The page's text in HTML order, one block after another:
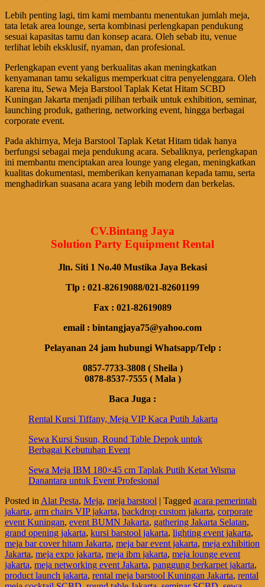
Lebih penting lagi, tim kami membantu menentukan jumlah meja,
tata letak area lounge, serta kombinasi perlengkapan pendukung
sesuai kapasitas tamu dan konsep acara. Oleh sebab itu, venue
terlihat lebih eksklusif, nyaman, dan profesional.
Perlengkapan event yang berkualitas akan meningkatkan
kenyamanan tamu sekaligus memperkuat citra penyelenggara. Oleh
karena itu, Sewa Meja Barstool Taplak Ketat Hitam SCBD
Kuningan Jakarta menjadi pilihan terbaik untuk exhibition, seminar,
launching produk, gathering, networking event, hingga berbagai
corporate event.
Pada akhirnya, Meja Barstool Taplak Ketat Hitam tidak hanya
berfungsi sebagai meja pendukung acara. Sebaliknya, perlengkapan
ini membantu menciptakan area lounge yang elegan, meningkatkan
kualitas dokumentasi, memberikan kenyamanan kepada tamu, serta
menghadirkan suasana acara yang lebih modern dan berkelas.
CV.Bintang Jaya
Solution Party Equipment Rental
Jln. Siti 1 No.40 Mustika Jaya Bekasi
Tlp : 021-82619088/021-82601199
Fax : 021-82619089
email : bintangjaya75@yahoo.com
Pelayanan 24 jam hubungi Whatsapp/Telp :
0857-7733-3808 ( Sheila )
0878-8537-7555 ( Mala )
Baca Juga :
Rental Kursi Tiffany, Meja VIP Kaca Putih Jakarta
Sewa Kursi Susun, Round Table Depok untuk
Berbagai Kebutuhan Event
Sewa Meja IBM 180×45 cm Taplak Putih Ketat Wisma
Danantara untuk Event Profesional
Posted in Alat Pesta, Meja, meja barstool | Tagged acara pemerintah
jakarta, arm chairs VIP jakarta, backdrop custom jakarta, corporate
event Kuningan, event BUMN Jakarta, gathering Jakarta Selatan,
grand opening jakarta, kursi barstool jakarta, lighting event jakarta,
meja bar cover hitam Jakarta, meja bar event jakarta, meja exhibition
Jakarta, meja expo jakarta, meja ibm jakarta, meja lounge event
jakarta, meja networking event Jakarta, panggung berkarpet jakarta,
product launch jakarta, rental meja barstool Kuningan Jakarta, rental